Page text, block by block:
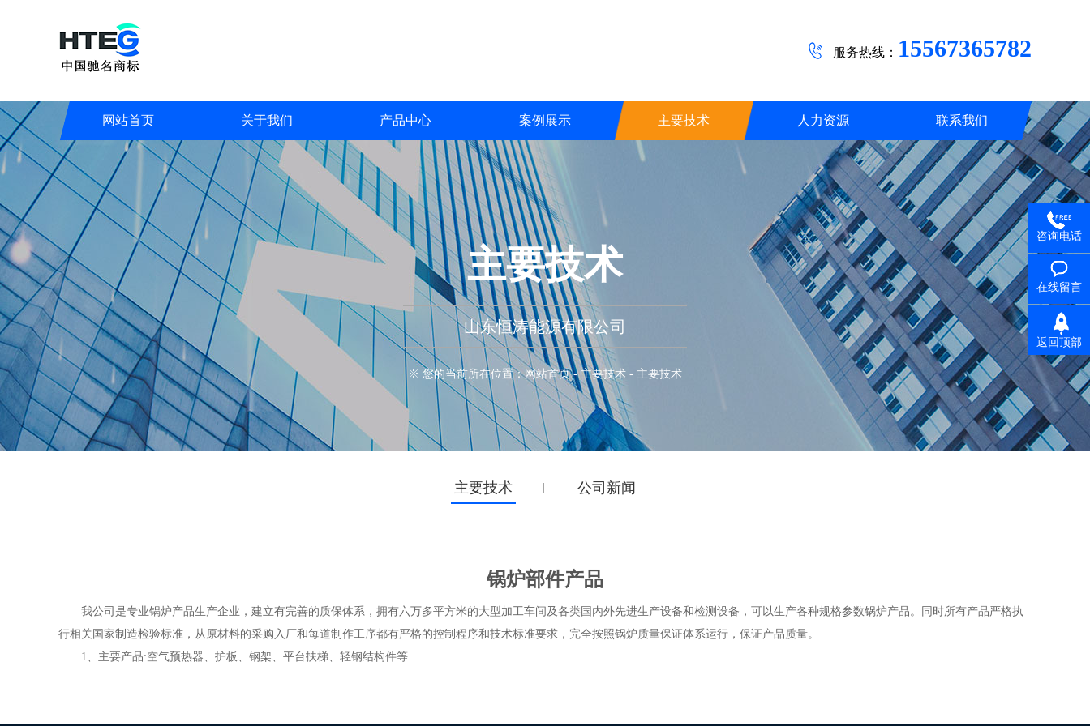
服务热线： 15567365782
网站首页 关于我们 产品中心 案例展示 主要技术 人力资源 联系我们
主要技术
山东恒涛能源有限公司
※ 您的当前所在位置：网站首页-主要技术 - 主要技术
主要技术 公司新闻
锅炉部件产品
我公司是专业锅炉产品生产企业，建立有完善的质保体系，拥有六万多平方米的大型加工车间及各类国内外先进生产设备和检测设备，可以生产各种规格参数锅炉产品。同时所有产品严格执
行相关国家制造检验标准，从原材料的采购入厂和每道制作工序都有严格的控制程序和技术标准要求，完全按照锅炉质量保证体系运行，保证产品质量。
1、主要产品:空气预热器、护板、钢架、平台扶梯、轻钢结构件等
咨询电话
在线留言
返回顶部